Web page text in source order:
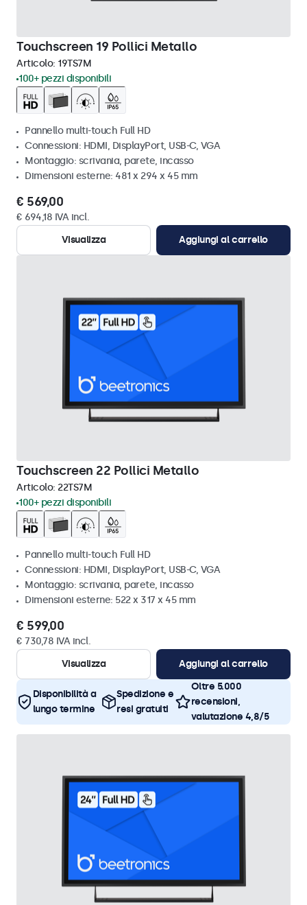
Touchscreen 19 Pollici Metallo
Articolo: 19TS7M
100+ pezzi disponibili
Pannello multi-touch Full HD
Connessioni: HDMI, DisplayPort, USB-C, VGA
Montaggio: scrivania, parete, incasso
Dimensioni esterne: 481 x 294 x 45 mm
€ 569,00
€ 694,18 IVA incl.
Visualizza
Aggiungi al carrello
Touchscreen 22 Pollici Metallo
Articolo: 22TS7M
100+ pezzi disponibili
Pannello multi-touch Full HD
Connessioni: HDMI, DisplayPort, USB-C, VGA
Montaggio: scrivania, parete, incasso
Dimensioni esterne: 522 x 317 x 45 mm
€ 599,00
€ 730,78 IVA incl.
Visualizza
Aggiungi al carrello
Disponibilità a
lungo termine
Spedizione e
resi gratuiti
Oltre 5.000
recensioni,
valutazione 4,8/5